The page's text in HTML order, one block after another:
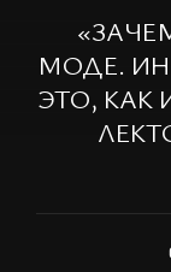
МОДЕ.
ЭТО, КАК